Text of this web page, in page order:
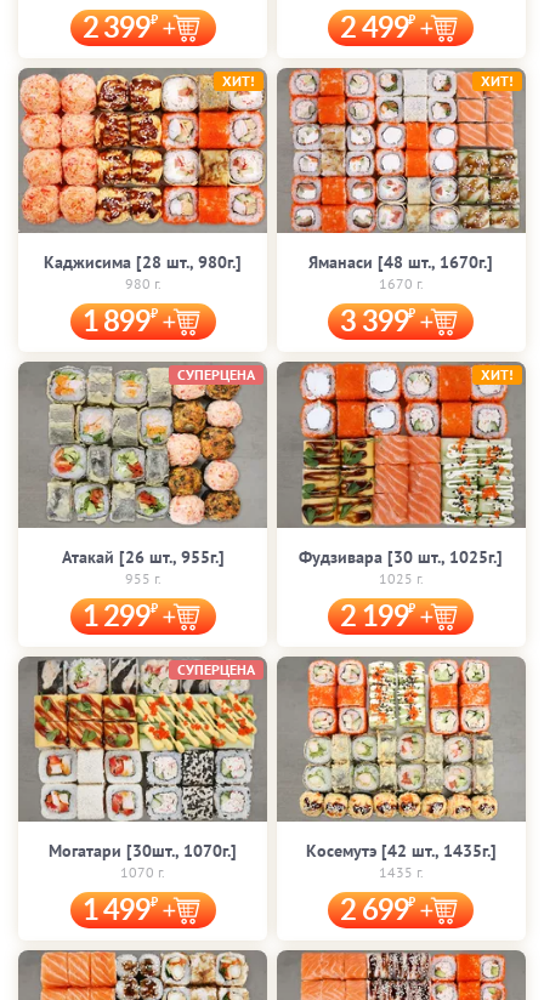
2 399 2 499
Каджисима [28 шт., 980г.]
980 г.
1 899
ХИТ!
Яманаси [48 шт., 1670г.]
1670 г.
3 399
ХИТ!
Атакай [26 шт., 955г.]
955 г.
1 299
СУПЕРЦЕНА
Фудзивара [30 шт., 1025г.]
1025 г.
2 199
ХИТ!
Могатари [30шт., 1070г.]
1070 г.
1 499
СУПЕРЦЕНА
Косемутэ [42 шт., 1435г.]
1435 г.
2 699